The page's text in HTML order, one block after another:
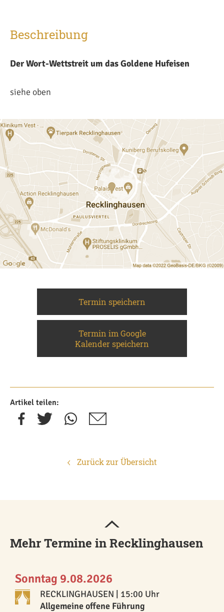
Beschreibung
Der Wort-Wettstreit um das Goldene Hufeisen
siehe oben
Termin speichern
Termin im Google
Kalender speichern
Artikel teilen:
Zurück zur Übersicht
Mehr Termine in Recklinghausen
Sonntag 9.08.2026
RECKLINGHAUSEN | 15:00 Uhr
Allgemeine offene Führung